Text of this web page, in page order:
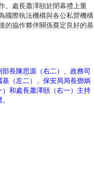
。處長蕭澤頤於閉幕禮上重
國際執法機構與各公私營機構
的協作夥伴關係奠定良好的基
部長陳思源（右二）、政務司
基（左二）、保安局局長鄧炳
）和處長蕭澤頤（右一）主持